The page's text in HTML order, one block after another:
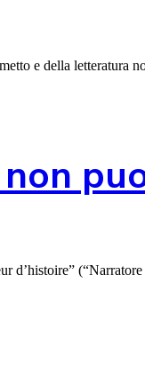
e della letteratura
d’histoire”